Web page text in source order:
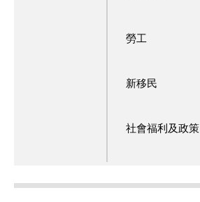
勞工
新移民
社會福利及政策